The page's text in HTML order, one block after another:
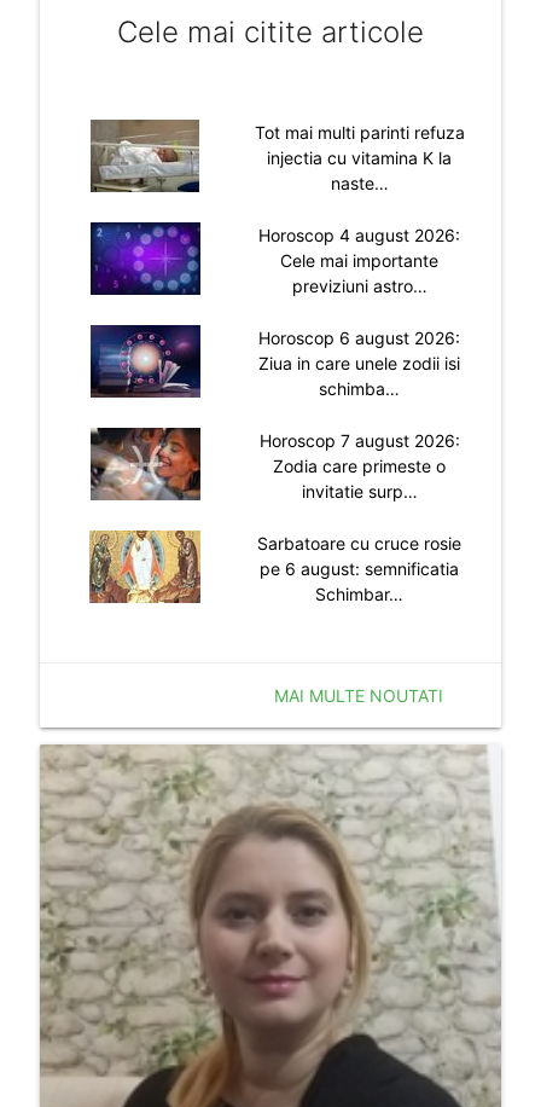
Cele mai citite articole
Tot mai multi parinti refuza
injectia cu vitamina K la
naste…
Horoscop 4 august 2026:
Cele mai importante
previziuni astro…
Horoscop 6 august 2026:
Ziua in care unele zodii isi
schimba…
Horoscop 7 august 2026:
Zodia care primeste o
invitatie surp…
Sarbatoare cu cruce rosie
pe 6 august: semnificatia
Schimbar…
MAI MULTE NOUTATI